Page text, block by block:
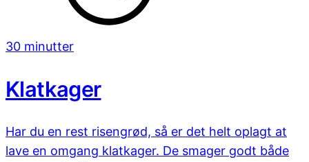
30 minutter
Klatkager
Har du en rest risengrød, så er det helt oplagt at
lave en omgang klatkager. De smager godt både